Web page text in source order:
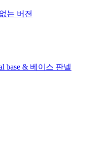
는 버젼
base & 베이스 판넬